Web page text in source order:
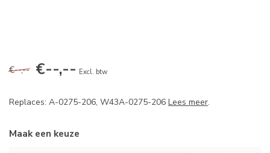
€--,-- €--,-- Excl. btw
Replaces: A-0275-206, W43A-0275-206 Lees meer.
Maak een keuze